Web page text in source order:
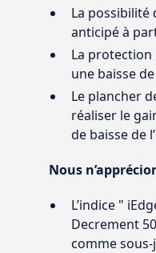
La
anticipé à
La protection
une baisse
Le plancher
réaliser le
de baisse de
Nous
L’indice "
Decrement
comme